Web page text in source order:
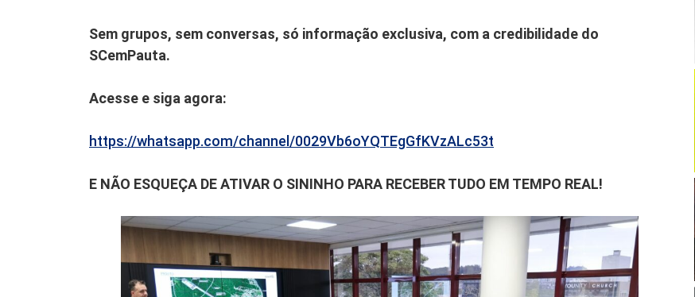
Sem grupos, sem conversas, só informação exclusiva, com a credibilidade do
SCemPauta.
Acesse e siga agora:
https://whatsapp.com/channel/0029Vb6oYQTEgGfKVzALc53t
E NÃO ESQUEÇA DE ATIVAR O SININHO PARA RECEBER TUDO EM TEMPO REAL!